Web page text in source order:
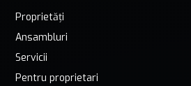
Proprietăți
Ansambluri
Servicii
Pentru proprietari